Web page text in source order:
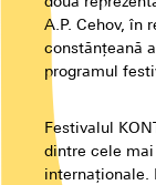
A.P. Cehov, în
constănțeană
programul
Festivalul
dintre cele
internaționale.